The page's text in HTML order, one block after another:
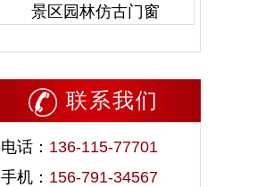
景区园林仿古门窗
联系我们
电话： 136-115-77701
手机： 156-791-34567